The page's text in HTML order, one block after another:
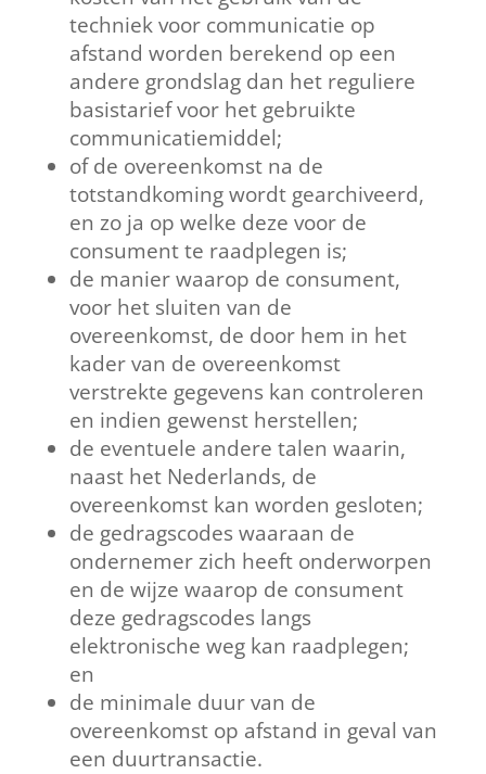
techniek voor communicatie op
afstand worden berekend op een
andere grondslag dan het reguliere
basistarief voor het gebruikte
communicatiemiddel;
of de overeenkomst na de
totstandkoming wordt gearchiveerd,
en zo ja op welke deze voor de
consument te raadplegen is;
de manier waarop de consument,
voor het sluiten van de
overeenkomst, de door hem in het
kader van de overeenkomst
verstrekte gegevens kan controleren
en indien gewenst herstellen;
de eventuele andere talen waarin,
naast het Nederlands, de
overeenkomst kan worden gesloten;
de gedragscodes waaraan de
ondernemer zich heeft onderworpen
en de wijze waarop de consument
deze gedragscodes langs
elektronische weg kan raadplegen;
en
de minimale duur van de
overeenkomst op afstand in geval van
een duurtransactie.